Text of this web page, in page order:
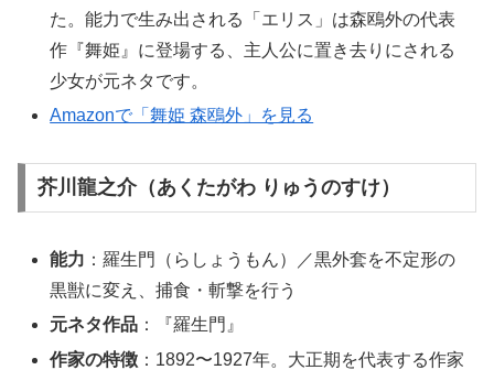
た。能力で生み出される「エリス」は森鴎外の代表
作『舞姫』に登場する、主人公に置き去りにされる
少女が元ネタです。
Amazonで「舞姫 森鴎外」を見る
芥川龍之介（あくたがわ りゅうのすけ）
能力 ：羅生門（らしょうもん）／黒外套を不定形の
黒獣に変え、捕食・斬撃を行う
元ネタ作品 ：『羅生門』
作家の特徴 ：1892〜1927年。大正期を代表する作家